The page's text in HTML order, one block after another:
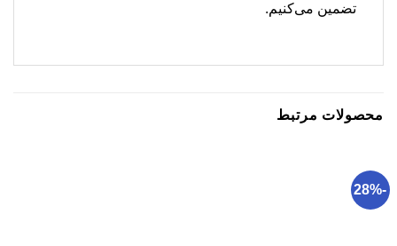
تضمین می‌کنیم.
محصولات مرتبط
-28%